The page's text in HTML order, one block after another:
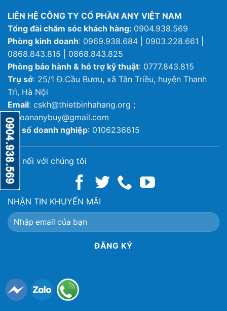
LIÊN HỆ CÔNG TY CỔ PHẦN ANY VIỆT NAM
Tổng đài chăm sóc khách hàng: 0904.938.569
Phòng kinh doanh: 0969.938.684 | 0903.228.661 |
0868.843.815 | 0868.843.825
Phòng bảo hành & hỗ trợ kỹ thuật: 0777.843.815
Trụ sở: 25/1 Đ.Cầu Bươu, xã Tân Triều, huyện Thanh
Trì, Hà Nội
Email: cskh@thietbinhahang.org ;
ketoananybuy@gmail.com
Mã số doanh nghiệp: 0106236615
Kết nối với chúng tôi
NHẬN TIN KHUYẾN MÃI